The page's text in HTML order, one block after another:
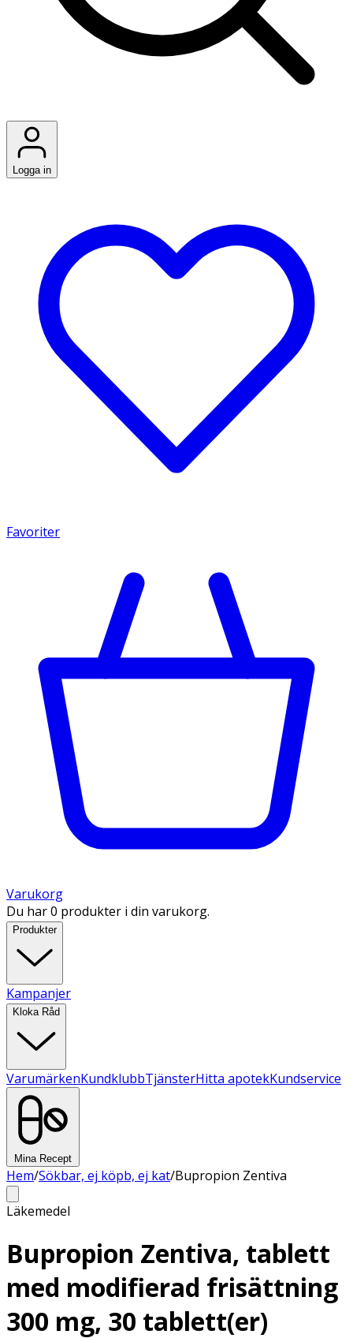
Logga in
Favoriter
Varukorg
Du har 0 produkter i din varukorg.
Produkter
Kampanjer
Kloka Råd
VarumärkenKundklubbTjänsterHitta apotekKundservice
Mina Recept
Hem/Sökbar, ej köpb, ej kat/Bupropion Zentiva
Läkemedel
Bupropion Zentiva, tablett
med modifierad frisättning
300 mg, 30 tablett(er)